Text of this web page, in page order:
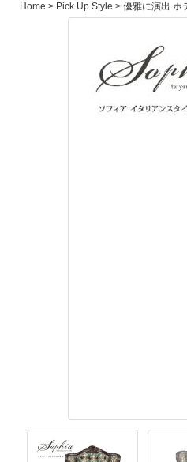
Home > Pick Up Style > 優雅に演出 ホ